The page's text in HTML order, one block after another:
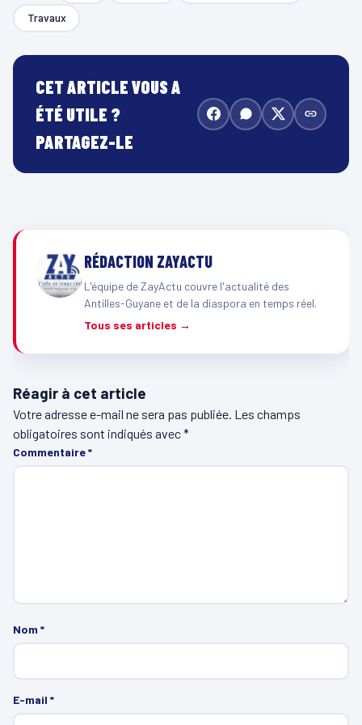
Travaux
CET ARTICLE VOUS A
ÉTÉ UTILE ?
PARTAGEZ-LE
RÉDACTION ZAYACTU
L'équipe de ZayActu couvre l'actualité des
Antilles-Guyane et de la diaspora en temps réel.
Tous ses articles →
Réagir à cet article
Votre adresse e-mail ne sera pas publiée. Les champs
obligatoires sont indiqués avec*
Commentaire*
Nom *
E-mail *